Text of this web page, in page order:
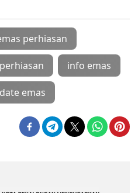
perhiasan
info emas
emas